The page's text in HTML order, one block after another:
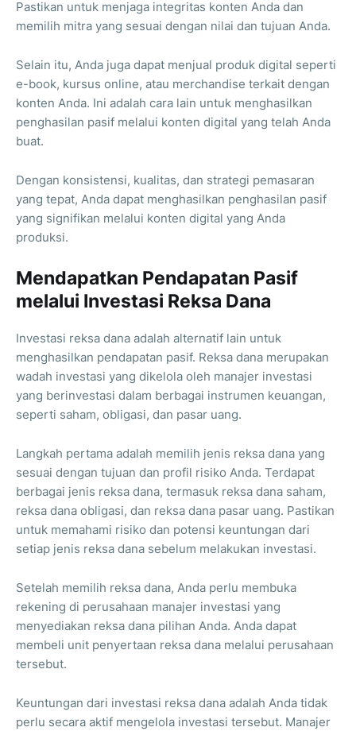
Pastikan untuk menjaga integritas konten Anda dan
memilih mitra yang sesuai dengan nilai dan tujuan Anda.
Selain itu, Anda juga dapat menjual produk digital seperti
e-book, kursus online, atau merchandise terkait dengan
konten Anda. Ini adalah cara lain untuk menghasilkan
penghasilan pasif melalui konten digital yang telah Anda
buat.
Dengan konsistensi, kualitas, dan strategi pemasaran
yang tepat, Anda dapat menghasilkan penghasilan pasif
yang signifikan melalui konten digital yang Anda
produksi.
Mendapatkan Pendapatan Pasif
melalui Investasi Reksa Dana
Investasi reksa dana adalah alternatif lain untuk
menghasilkan pendapatan pasif. Reksa dana merupakan
wadah investasi yang dikelola oleh manajer investasi
yang berinvestasi dalam berbagai instrumen keuangan,
seperti saham, obligasi, dan pasar uang.
Langkah pertama adalah memilih jenis reksa dana yang
sesuai dengan tujuan dan profil risiko Anda. Terdapat
berbagai jenis reksa dana, termasuk reksa dana saham,
reksa dana obligasi, dan reksa dana pasar uang. Pastikan
untuk memahami risiko dan potensi keuntungan dari
setiap jenis reksa dana sebelum melakukan investasi.
Setelah memilih reksa dana, Anda perlu membuka
rekening di perusahaan manajer investasi yang
menyediakan reksa dana pilihan Anda. Anda dapat
membeli unit penyertaan reksa dana melalui perusahaan
tersebut.
Keuntungan dari investasi reksa dana adalah Anda tidak
perlu secara aktif mengelola investasi tersebut. Manajer